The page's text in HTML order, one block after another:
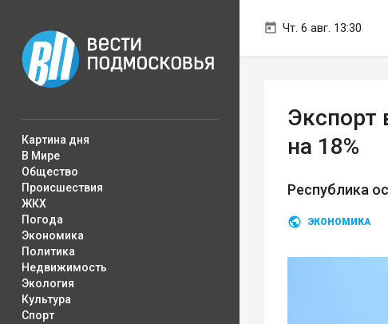
Чт. 6 авг. 13:30
Картина дня
В Мире
Общество
Происшествия
ЖКХ
Погода
Экономика
Политика
Недвижимость
Экология
Культура
Спорт
Экспорт
на 18%
Республика
ЭКОНОМИКА